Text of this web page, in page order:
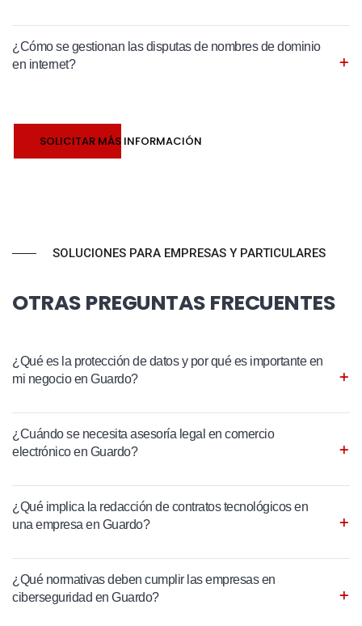
¿Cómo se gestionan las disputas de nombres de dominio
en internet?
SOLICITAR MÁS INFORMACIÓN
SOLUCIONES PARA EMPRESAS Y PARTICULARES
OTRAS PREGUNTAS FRECUENTES
¿Qué es la protección de datos y por qué es importante en
mi negocio en Guardo?
¿Cuándo se necesita asesoría legal en comercio
electrónico en Guardo?
¿Qué implica la redacción de contratos tecnológicos en
una empresa en Guardo?
¿Qué normativas deben cumplir las empresas en
ciberseguridad en Guardo?